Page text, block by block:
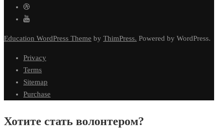
Education WordPress Theme by ThimPress. Powered by WordPress.
Privacy
Terms
Sitemap
Purchase
Хотите стать волонтером?